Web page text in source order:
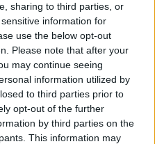
sharing to third parties, or
information for
use the below opt-out
Please note that after your
may continue seeing
information utilized by
to third parties prior to
opt-out of the further
by third parties on the
This information may